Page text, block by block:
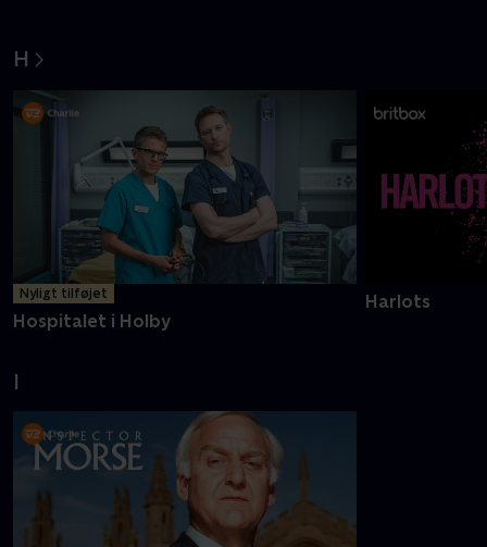
H
Nyligt tilføjet
Hospitalet i Holby
Harlots
I